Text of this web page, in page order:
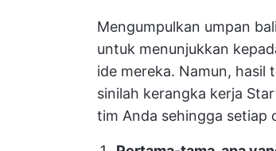
Mengumpulkan umpan
untuk menunjukkan
ide mereka. Namun, hasil
sinilah kerangka kerja
tim Anda sehingga setiap